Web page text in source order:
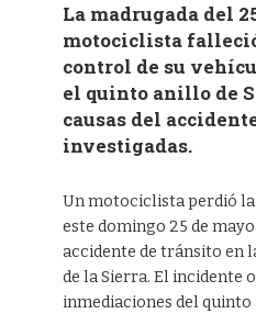
La madrugada del
motociclista
control de su
el quinto anillo de
causas del
investigadas.
Un motociclista perdió la
este domingo 25 de
accidente de tránsito en
de la Sierra. El incidente
inmediaciones del